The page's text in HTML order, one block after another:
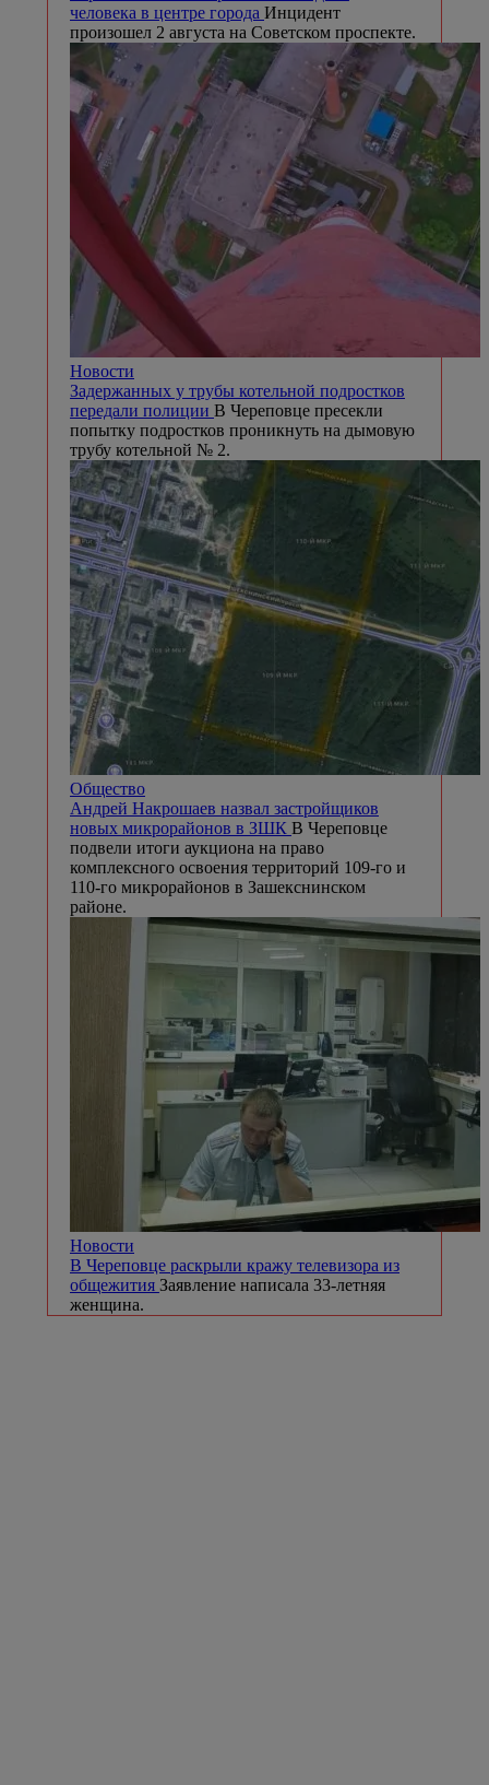
человека в центре города Инцидент
произошел 2 августа на Советском проспекте.
Новости
Задержанных у трубы котельной подростков
передали полиции В Череповце пресекли
попытку подростков проникнуть на дымовую
трубу котельной № 2.
Общество
Андрей Накрошаев назвал застройщиков
новых микрорайонов в ЗШК В Череповце
подвели итоги аукциона на право
комплексного освоения территорий 109-го и
110-го микрорайонов в Зашекснинском
районе.
Новости
В Череповце раскрыли кражу телевизора из
общежития Заявление написала 33-летняя
женщина.